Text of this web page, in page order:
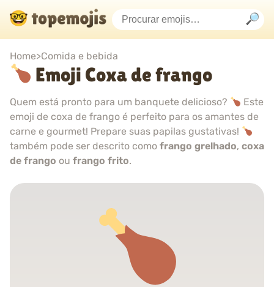
Home>Comida e bebida
Emoji Coxa de frango
Quem está pronto para um banquete delicioso?
Este
emoji de coxa de frango é perfeito para os amantes de
carne e gourmet! Prepare suas papilas gustativas!
também pode ser descrito como frango grelhado, coxa
de frango ou frango frito.